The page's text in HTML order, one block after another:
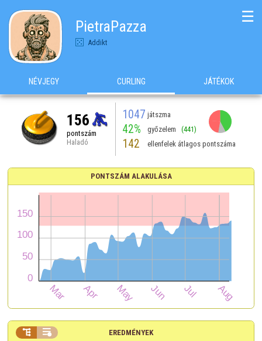
PietraPazza
Addikt
☰
NÉVJEGY CURLING JÁTÉKOK
156
pontszám
Haladó
1047 játszma
42% győzelem (441)
142 ellenfelek átlagos pontszáma
PONTSZÁM ALAKULÁSA
EREDMÉNYEK
 